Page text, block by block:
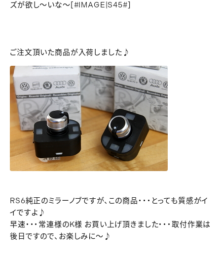
ズが欲し～いな～[#IMAGE|S45#]
ご注文頂いた商品が入荷しました♪
RS6純正のミラーノブですが、この商品・・・とっても質感がイ
イですよ♪
早速・・・常連様のK様 お買い上げ頂きました・・・取付作業は
後日ですので、お楽しみに～♪